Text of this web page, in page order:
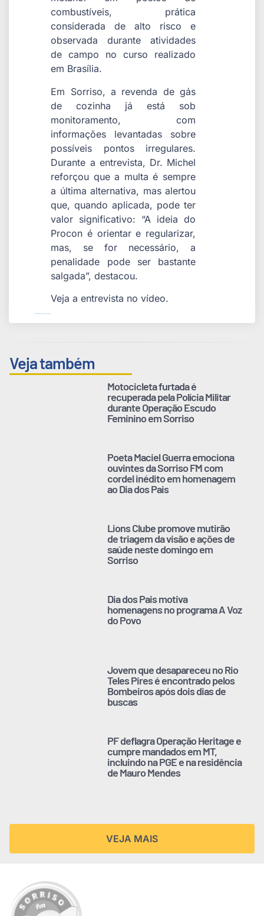
combustíveis, prática
considerada de alto risco e
observada durante atividades
de campo no curso realizado
em Brasília.
Em Sorriso, a revenda de gás
de cozinha já está sob
monitoramento, com
informações levantadas sobre
possíveis pontos irregulares.
Durante a entrevista, Dr. Michel
reforçou que a multa é sempre
a última alternativa, mas alertou
que, quando aplicada, pode ter
valor significativo: “A ideia do
Procon é orientar e regularizar,
mas, se for necessário, a
penalidade pode ser bastante
salgada”, destacou.
Veja a entrevista no vídeo.
Veja também
Motocicleta furtada é
recuperada pela Polícia Militar
durante Operação Escudo
Feminino em Sorriso
Poeta Maciel Guerra emociona
ouvintes da Sorriso FM com
cordel inédito em homenagem
ao Dia dos Pais
Lions Clube promove mutirão
de triagem da visão e ações de
saúde neste domingo em
Sorriso
Dia dos Pais motiva
homenagens no programa A Voz
do Povo
Jovem que desapareceu no Rio
Teles Pires é encontrado pelos
Bombeiros após dois dias de
buscas
PF deflagra Operação Heritage e
cumpre mandados em MT,
incluindo na PGE e na residência
de Mauro Mendes
VEJA MAIS